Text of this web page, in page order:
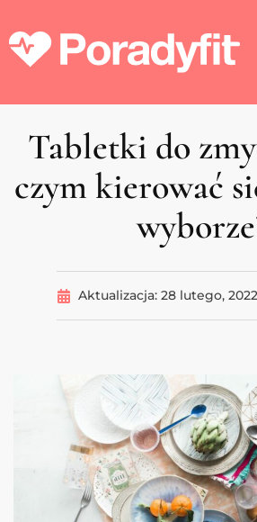
Tabletki do
czym kierować
Aktualizacja: 28 lutego, 2022